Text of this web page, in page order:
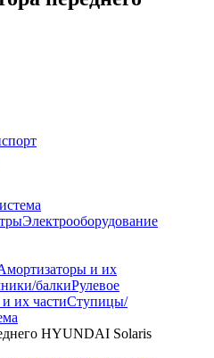
Электрооборудование
и их
балкиРулевое
их частиСтупицы/
HYUNDAI Solaris